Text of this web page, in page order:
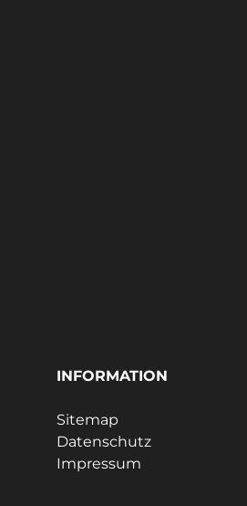
INFORMATION
Sitemap
Datenschutz
Impressum